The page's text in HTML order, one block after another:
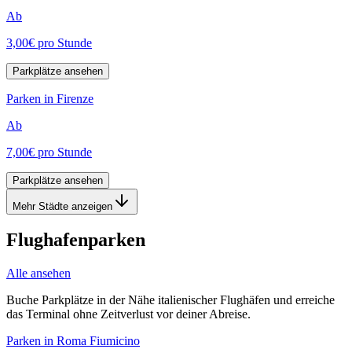
Ab
3,00€ pro Stunde
Parkplätze ansehen
Parken in Firenze
Ab
7,00€ pro Stunde
Parkplätze ansehen
Mehr Städte anzeigen
Flughafenparken
Alle ansehen
Buche Parkplätze in der Nähe italienischer Flughäfen und erreiche
das Terminal ohne Zeitverlust vor deiner Abreise.
Parken in Roma Fiumicino